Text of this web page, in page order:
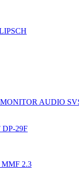
MONITOR AUDIO
DP-29F
MMF 2.3